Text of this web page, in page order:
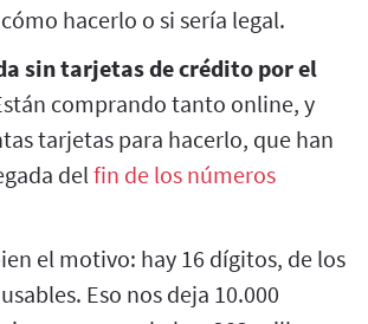
hacerlo o si sería legal.
sin tarjetas de crédito por el
comprando tanto online, y
tarjetas para hacerlo, que han
del fin de los números
el motivo: hay 16 dígitos, de los
Eso nos deja 10.000